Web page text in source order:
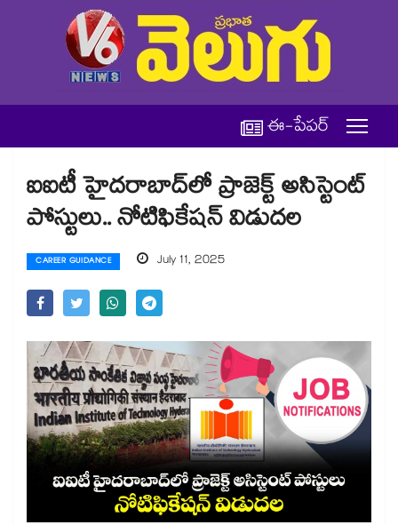
ఈ-పేపర్
ఐఐటీ హైదరాబాద్⁬లో ప్రాజెక్ట్ అసిస్టెంట్
పోస్టులు.. నోటిఫికేషన్ విడుదల
CAREER GUIDANCE July 11, 2025